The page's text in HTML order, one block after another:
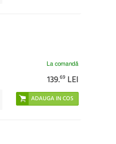
La comandă
139.69 LEI